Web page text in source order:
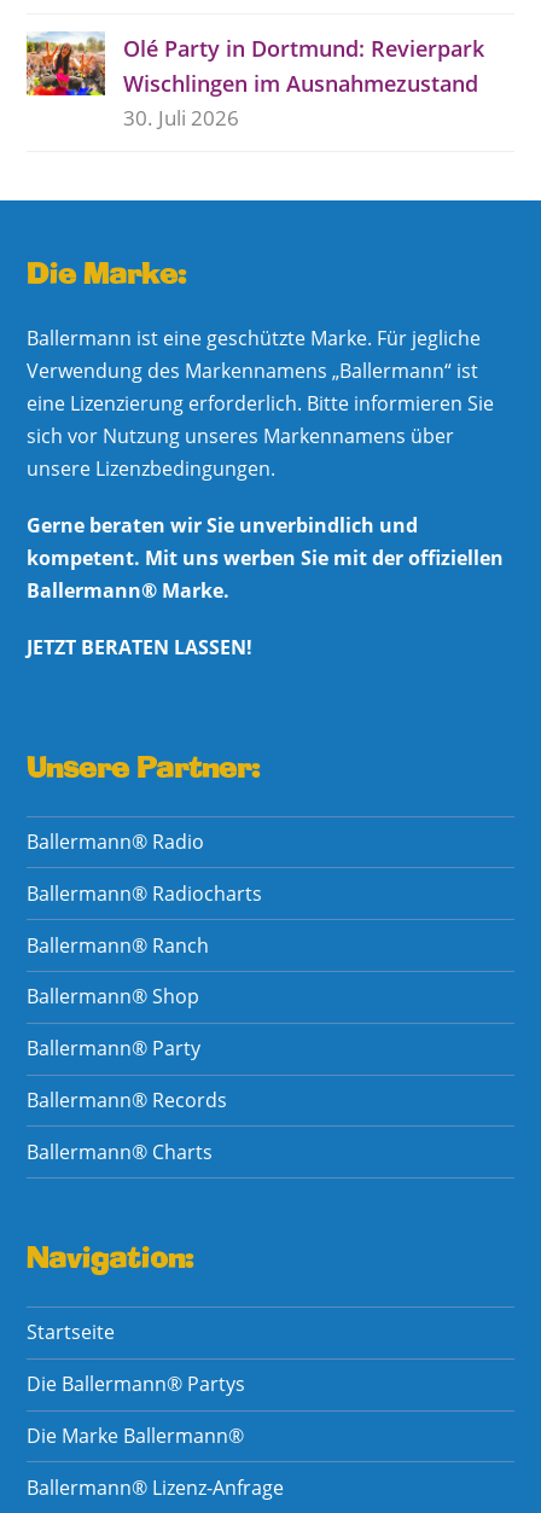
Olé Party in Dortmund: Revierpark
Wischlingen im Ausnahmezustand
30. Juli 2026
Die Marke:
Ballermann ist eine geschützte Marke. Für jegliche
Verwendung des Markennamens „Ballermann“ ist
eine Lizenzierung erforderlich. Bitte informieren Sie
sich vor Nutzung unseres Markennamens über
unsere Lizenzbedingungen.
Gerne beraten wir Sie unverbindlich und
kompetent. Mit uns werben Sie mit der offiziellen
Ballermann® Marke.
JETZT BERATEN LASSEN!
Unsere Partner:
Ballermann® Radio
Ballermann® Radiocharts
Ballermann® Ranch
Ballermann® Shop
Ballermann® Party
Ballermann® Records
Ballermann® Charts
Navigation:
Startseite
Die Ballermann® Partys
Die Marke Ballermann®
Ballermann® Lizenz-Anfrage